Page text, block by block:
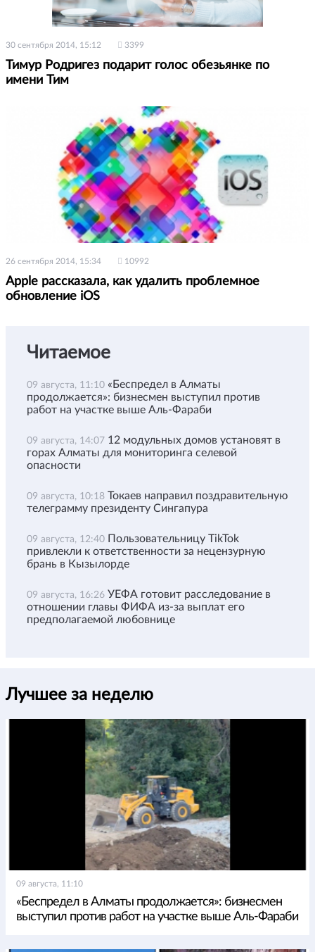
30 сентября 2014, 15:12 3399
Тимур Родригез подарит голос обезьянке по
имени Тим
26 сентября 2014, 15:34 10992
Apple рассказала, как удалить проблемное
обновление iOS
Читаемое
09 августа, 11:10 «Беспредел в Алматы
продолжается»: бизнесмен выступил против
работ на участке выше Аль-Фараби
09 августа, 14:07 12 модульных домов установят в
горах Алматы для мониторинга селевой
опасности
09 августа, 10:18 Токаев направил поздравительную
телеграмму президенту Сингапура
09 августа, 12:40 Пользовательницу TikTok
привлекли к ответственности за нецензурную
брань в Кызылорде
09 августа, 16:26 УЕФА готовит расследование в
отношении главы ФИФА из-за выплат его
предполагаемой любовнице
Лучшее за неделю
09 августа, 11:10
«Беспредел в Алматы продолжается»: бизнесмен
выступил против работ на участке выше Аль-Фараби